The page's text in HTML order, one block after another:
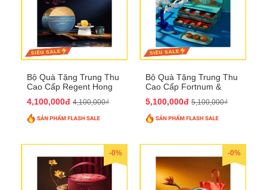
Bộ Quà Tặng Trung Thu
Cao Cấp Regent Hong
4,100,000đ 4,100,000₫
Bộ Quà Tặng Trung Thu
Cao Cấp Fortnum &
5,100,000đ 5,100,000₫
-0% -0%